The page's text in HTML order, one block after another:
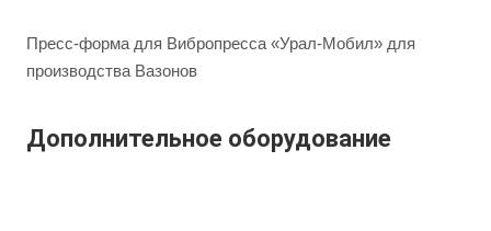
Пресс-форма для Вибропресса «Урал-Мобил» для
производства Вазонов
Дополнительное оборудование